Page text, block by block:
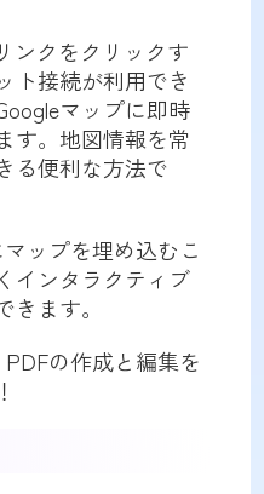
ンクをクリックす
ト接続が利用でき
マップに即時
す。地図情報を常
る便利な方法で
ップを埋め込むこ
インタラクティブ
ます。
の作成と編集を